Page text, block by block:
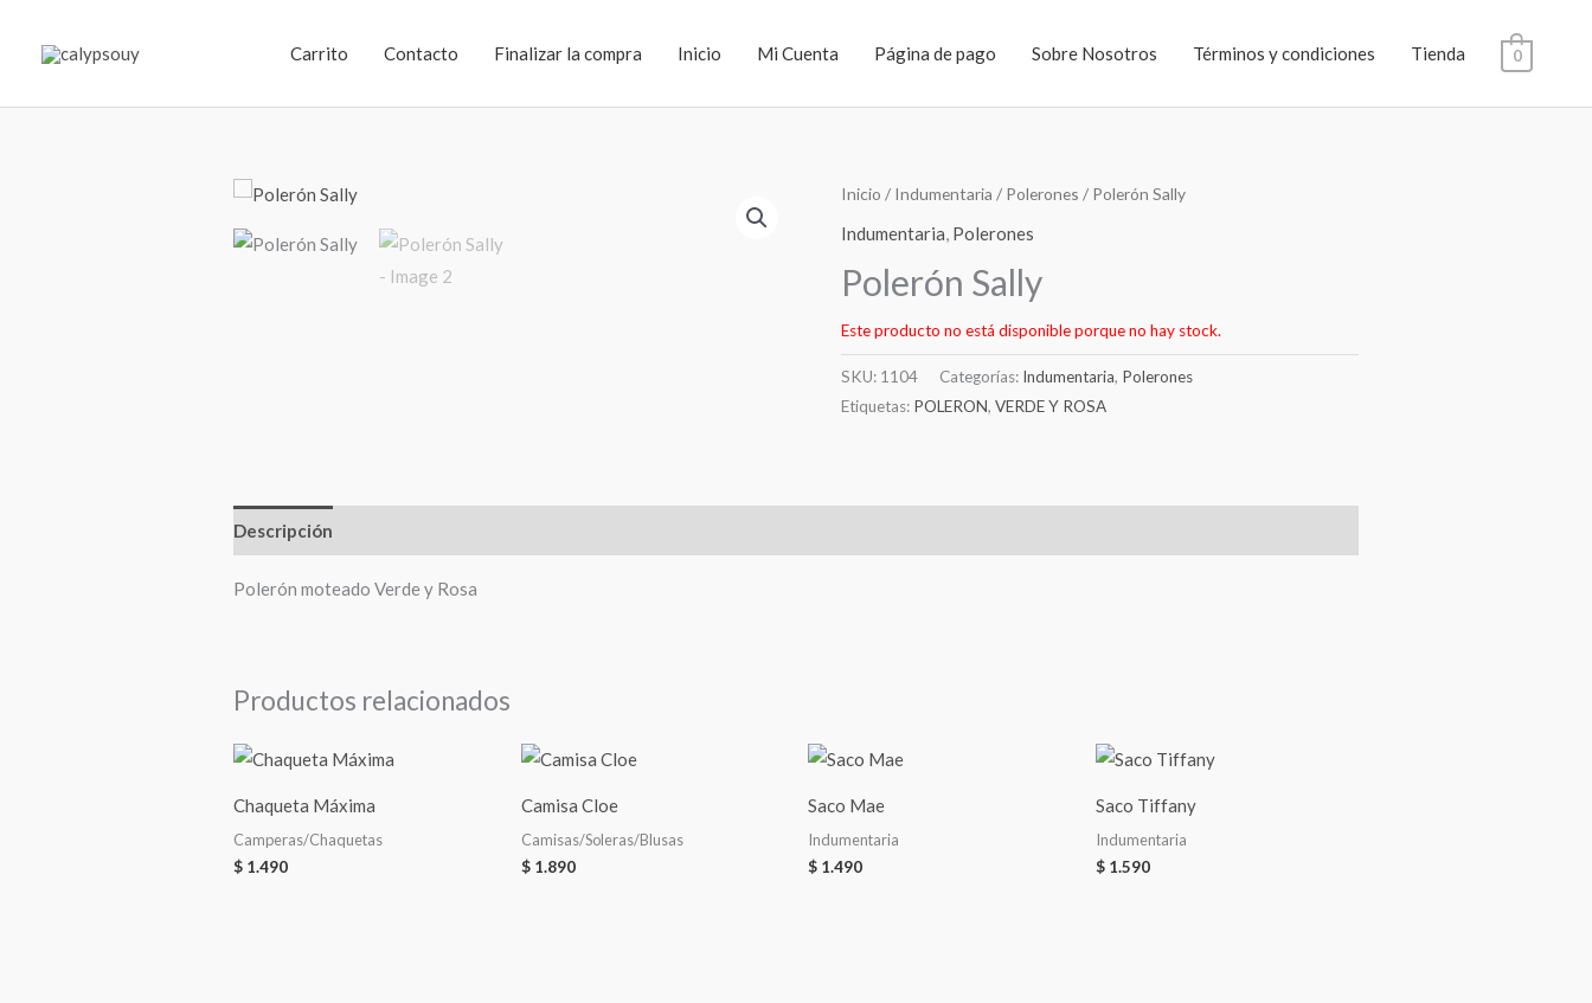
Carrito Contacto Finalizar la compra Inicio Mi Cuenta Página de pago Sobre Nosotros Términos y condiciones Tienda 0
Inicio / Indumentaria / Polerones / Polerón Sally
Indumentaria, Polerones
Polerón Sally
Este producto no está disponible porque no hay stock.
SKU: 1104 Categorías: Indumentaria, Polerones
Etiquetas: POLERON, VERDE Y ROSA
Descripción
Polerón moteado Verde y Rosa
Productos relacionados
Chaqueta Máxima
Camperas/Chaquetas
$ 1.490
Camisa Cloe
Camisas/Soleras/Blusas
$1.890
Saco Mae
Indumentaria
$ 1.490
Saco Tiffany
Indumentaria
$1.590